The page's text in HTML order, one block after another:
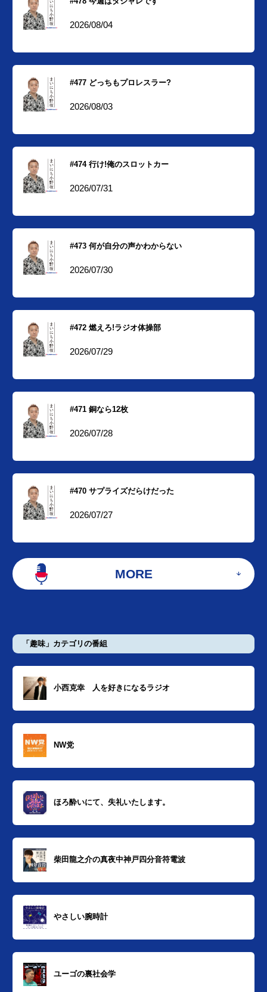
2026/08/04
#477 どっちもプロレスラー?
2026/08/03
#474 行け!俺のスロットカー
2026/07/31
#473 何が自分の声かわからない
2026/07/30
#472 燃えろ!ラジオ体操部
2026/07/29
#471 銅なら12枚
2026/07/28
#470 サプライズだらけだった
2026/07/27
MORE
「趣味」カテゴリの番組
小西克幸 人を好きになるラジオ
NW党
ほろ酔いにて、失礼いたします。
柴田龍之介の真夜中神戸四分音符電波
やさしい腕時計
ユーゴの裏社会学